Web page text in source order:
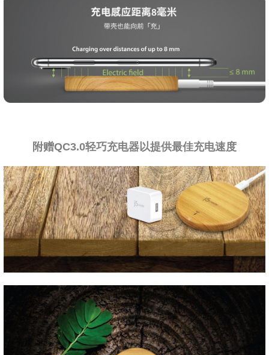
附赠QC3.0轻巧充电器以提供最佳充电速度